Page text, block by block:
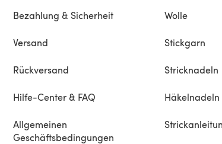
Bezahlung & Sicherheit
Versand
Rückversand
Hilfe-Center & FAQ
Allgemeinen
Geschäftsbedingungen
Wolle
Stickgarn
Stricknadeln
Häkelnadeln